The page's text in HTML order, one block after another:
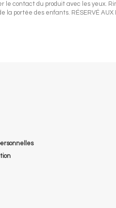
le contact du produit avec les
portée des enfants. RÉSERVÉ AUX